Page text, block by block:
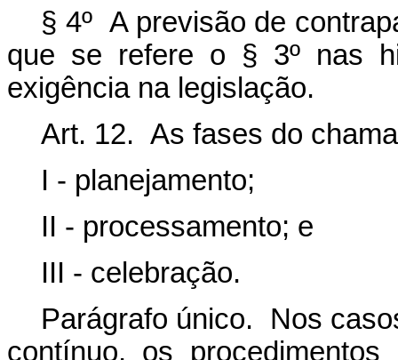
§ 4º A previsão de
que se refere o § 3º nas
exigência na legislação.
Art. 12. As fases do
I - planejamento;
II - processamento; e
III - celebração.
Parágrafo único. Nos
contínuo, os